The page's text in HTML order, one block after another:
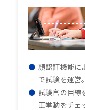
顔認証機能に
で試験を運営。
試験官の目線
正挙動をチェ